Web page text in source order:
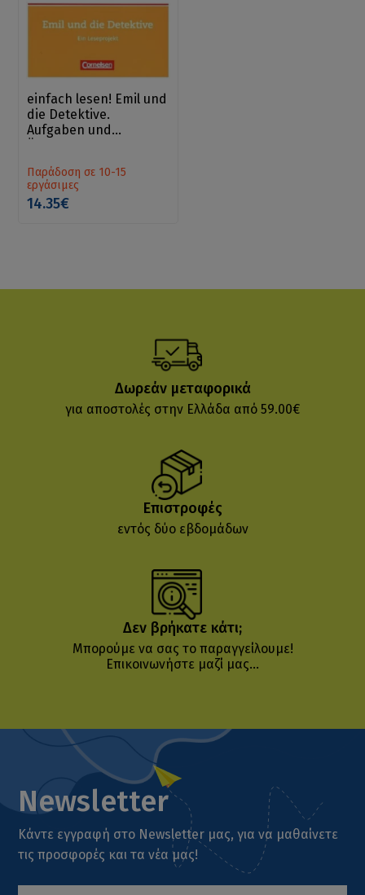
einfach lesen! Emil und
die Detektive.
Aufgaben und
Παράδοση σε 10-15
εργάσιμες
14.35€
Δωρεάν μεταφορικά
για αποστολές στην Ελλάδα από 59.00€
Επιστροφές
εντός δύο εβδομάδων
Δεν βρήκατε κάτι;
Μπορούμε να σας το παραγγείλουμε!
Επικοινωνήστε μαζί μας...
Newsletter
Κάντε εγγραφή στο Newsletter μας, για να μαθαίνετε
τις προσφορές και τα νέα μας!